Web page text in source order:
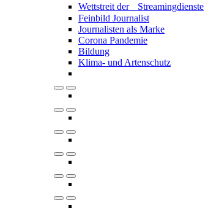
Wettstreit der Streamingdienste
Feinbild Journalist
Journalisten als Marke
Corona Pandemie
Bildung
Klima- und Artenschutz